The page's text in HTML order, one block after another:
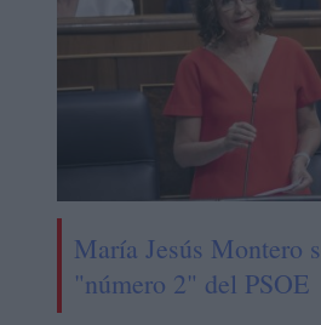
María Jesús Montero
"número 2" del PSOE